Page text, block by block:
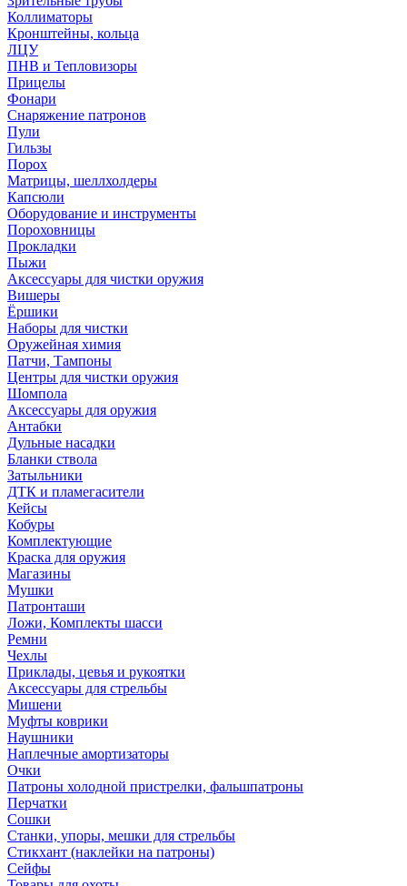
Коллиматоры
Кронштейны, кольца
ЛЦУ
ПНВ и Тепловизоры
Прицелы
Фонари
Снаряжение патронов
Пули
Гильзы
Порох
Матрицы, шеллхолдеры
Капсюли
Оборудование и инструменты
Пороховницы
Прокладки
Пыжи
Аксессуары для чистки оружия
Вишеры
Ёршики
Наборы для чистки
Оружейная химия
Патчи, Тампоны
Центры для чистки оружия
Шомпола
Аксессуары для оружия
Антабки
Дульные насадки
Бланки ствола
Затыльники
ДТК и пламегасители
Кейсы
Кобуры
Комплектующие
Краска для оружия
Магазины
Мушки
Патронташи
Ложи, Комплекты шасси
Ремни
Чехлы
Приклады, цевья и рукоятки
Аксессуары для стрельбы
Мишени
Муфты коврики
Наушники
Наплечные амортизаторы
Очки
Патроны холодной пристрелки, фальшпатроны
Перчатки
Сошки
Станки, упоры, мешки для стрельбы
Стикхант (наклейки на патроны)
Сейфы